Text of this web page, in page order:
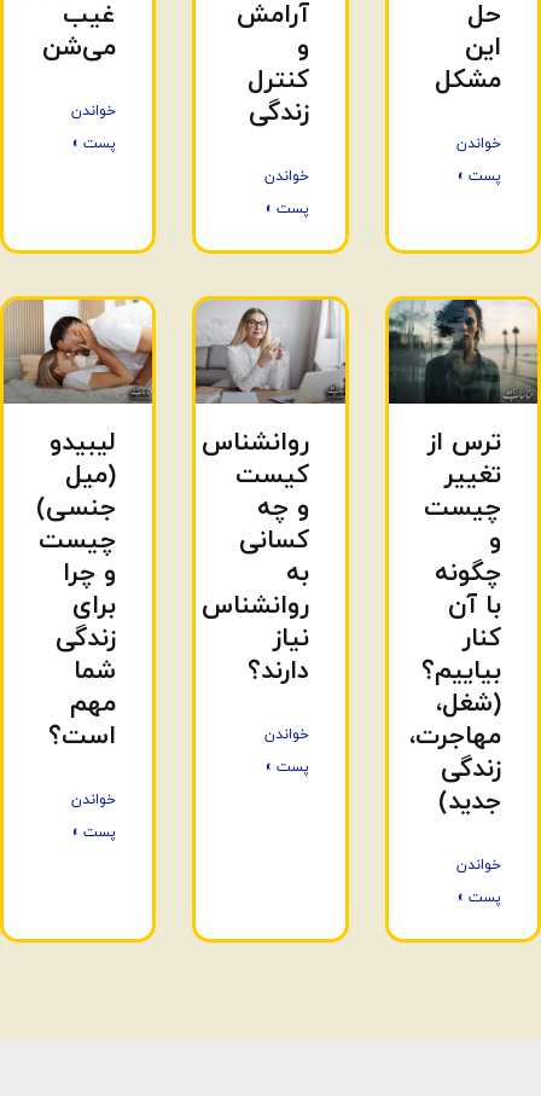
حل
این
مشکل
خواندن
پست »
آرامش
و
کنترل
زندگی
خواندن
پست »
غیب
می‌شن
خواندن
پست »
ترس از
تغییر
چیست
و
چگونه
با آن
کنار
بیاییم؟
(شغل،
مهاجرت،
زندگی
جدید)
خواندن
پست »
روانشناس
کیست
و چه
کسانی
به
روانشناس
نیاز
دارند؟
خواندن
پست »
لیبیدو
(میل
جنسی)
چیست
و چرا
برای
زندگی
شما
مهم
است؟
خواندن
پست »